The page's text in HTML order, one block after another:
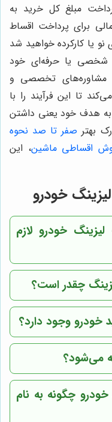
مبلغ کل خرید به
برای پرداخت اقساط
یا کارکرده خواهید شد
شخصی یا حرفه‌ای خود
مشاوره‌های تخصصی و
تا این فرآیند را با
به هدف خود یعنی داشتن
بهتر صفر تا صد نحوه
اقساطی ماشین، این
خودرو
خودرو لازم
چقدر است؟
خودرو وجود دارد؟
می‌شود؟
خودرو چگونه به نام